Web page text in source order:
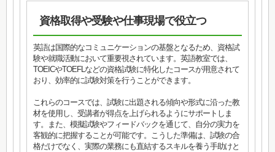
資格取得や受験や仕事現場で役立つ
英語は国際的なコミュニケーションの基盤となるため、資格試
験や就職活動において重要視されています。英語教室では、
TOEICやTOEFLなどの資格試験に特化したコースが用意されて
おり、効率的に試験対策を行うことができます。
これらのコースでは、試験に出題される傾向や形式に沿った教
材を使用し、受講者が得点を上げられるようにサポートしま
す。また、模擬試験やフィードバックを通じて、自分の実力を
客観的に把握することが可能です。こうした準備は、試験の合
格だけでなく、実際の業務にも直結するスキルを養う手助けと